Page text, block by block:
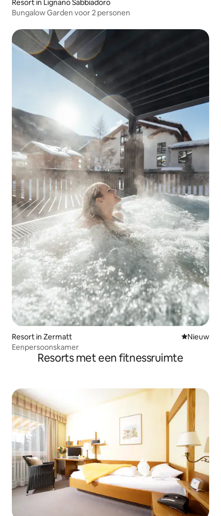
Resort in Lignano Sabbiadoro
Bungalow Garden voor 2 personen
Resort in Zermatt Nieuwe
Nieuw
Eenpersoonskamer
Resorts met een fitnessruimte